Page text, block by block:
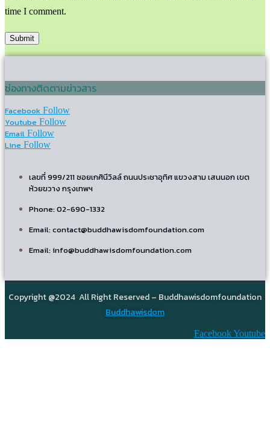
time I comment.
ช่องทางติดตามข่าวสาร
Facebook Follow
Youtube Follow
Email Follow
Line Follow
เลขที่ 999/211 ซอยเกศินีวิลล์ ถนนประชาอุทิศ แขวงสาม เสนนอก เขต
ห้วยขวาง กรุงเทพฯ
Phone: 02-690-1332
Email: contact@buddhawisdomfoundation.com
Email: info@buddhawisdomfoundation.com
Copyright @2024 All Right Reserved – Buddhawisdomfoundation
Buddhawisdom
FacebookYoutube